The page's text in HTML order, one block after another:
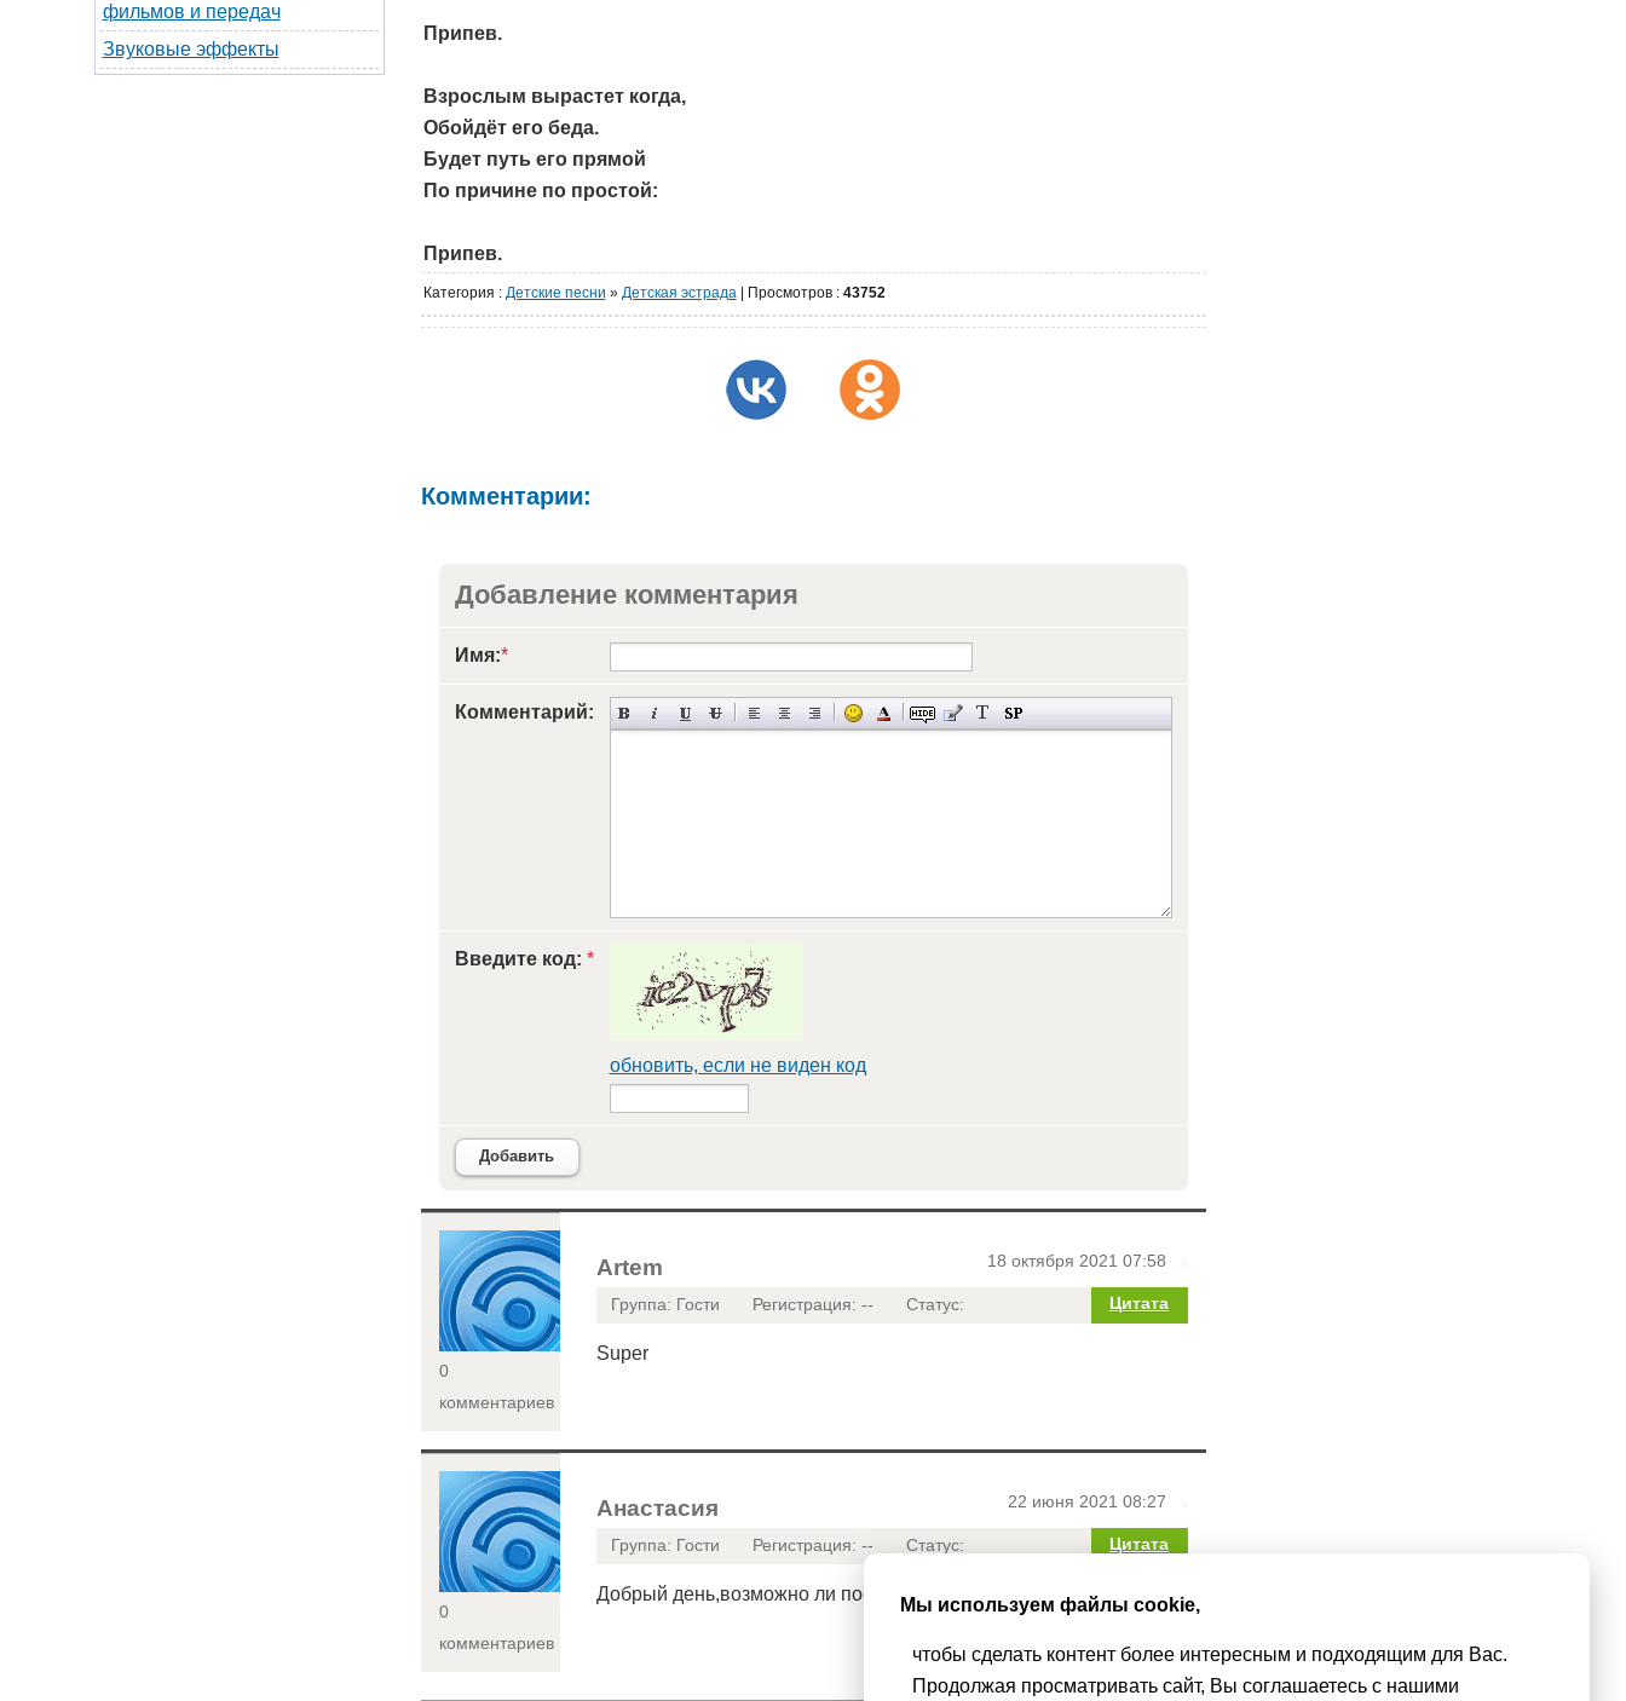
фильмов и передач
Звуковые эффекты
Припев.
Взрослым вырастет когда,
Обойдёт его беда.
Будет путь его прямой
По причине по простой:
Припев.
Категория : Детские песни » Детская эстрада | Просмотров : 43752
Комментарии:
Добавление комментария
Имя:*
Комментарий:
Введите код: *
обновить, если не виден код
Добавить
<
0
комментариев
18 октября 2021 07:58
Artem
Цитата
Группа: Гости Регистрация: -- Статус:
Super
<
0
комментариев
22 июня 2021 08:27
Анастасия
Цитата
Группа: Гости Регистрация: -- Статус:
Добрый день,возможно ли посмотреть ноты песни?
Мы используем файлы cookie,
чтобы сделать контент более интересным и подходящим для Вас.
Продолжая просматривать сайт, Вы соглашаетесь с нашими